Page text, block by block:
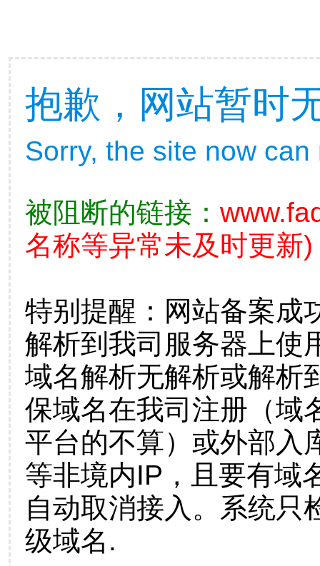
抱歉，网站暂时
Sorry, the site now
被阻断的链接：
名称等异常未及时更新)
特别提醒：网站备案成
解析到我司服务器上使
域名解析无解析或解析
保域名在我司注册（域
平台的不算）或外部入
等非境内IP，且要有域
自动取消接入。系统只
级域名.